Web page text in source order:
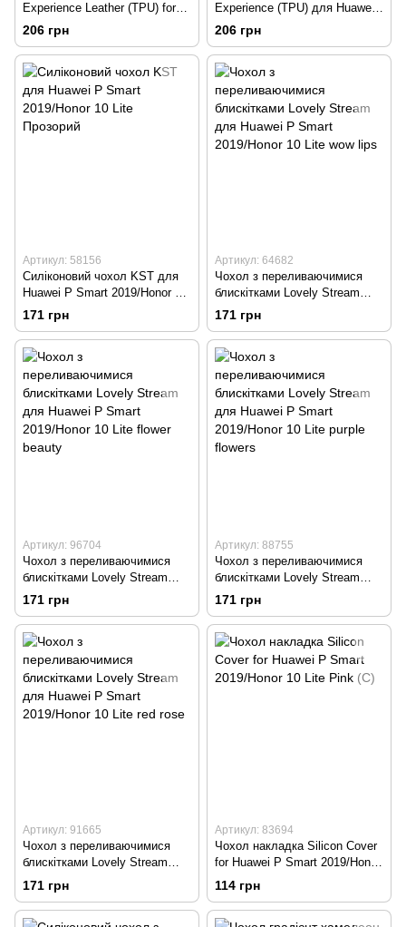
Experience Leather (TPU) for
Huawei P Smart 2019/Honor 10
Lite Black
206 грн
Experience (TPU) для Huawei
P Smart 2019/Honor 10 Lite
206 грн
Артикул: 58156
Силіконовий чохол KST для
Huawei P Smart 2019/Honor 10
Lite Прозорий
171 грн
Артикул: 64682
Чохол з переливаючимися
блискітками Lovely Stream
для Huawei P Smart
2019/Honor 10 Lite wow lips
171 грн
Артикул: 96704
Чохол з переливаючимися
блискітками Lovely Stream
для Huawei P Smart
2019/Honor 10 Lite flower
beauty
171 грн
Артикул: 88755
Чохол з переливаючимися
блискітками Lovely Stream
для Huawei P Smart
2019/Honor 10 Lite purple
flowers
171 грн
Артикул: 91665
Чохол з переливаючимися
блискітками Lovely Stream
для Huawei P Smart
2019/Honor 10 Lite red rose
171 грн
Артикул: 83694
Чохол накладка Silicon Cover
for Huawei P Smart 2019/Honor
10 Lite Pink (C)
114 грн